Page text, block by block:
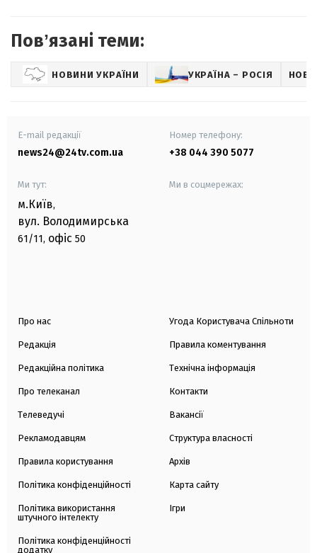
Повʼязані теми:
НОВИНИ УКРАЇНИ УКРАЇНА – РОСІЯ
E-mail редакції
news24@24tv.com.ua
Номер телефону:
+38 044 390 5077
Ми тут:
м.Київ,
вул. Володимирська
61/11, офіс 50
Ми в соцмережах:
Про нас
Редакція
Редакційна політика
Про телеканал
Телеведучі
Рекламодавцям
Правила користування
Політика конфіденційності
Політика використання
штучного інтелекту
Політика конфіденційності
додатку
Угода Користувача Спільноти
Правила коментування
Технічна інформація
Контакти
Вакансії
Структура власності
Архів
Карта сайту
Ігри